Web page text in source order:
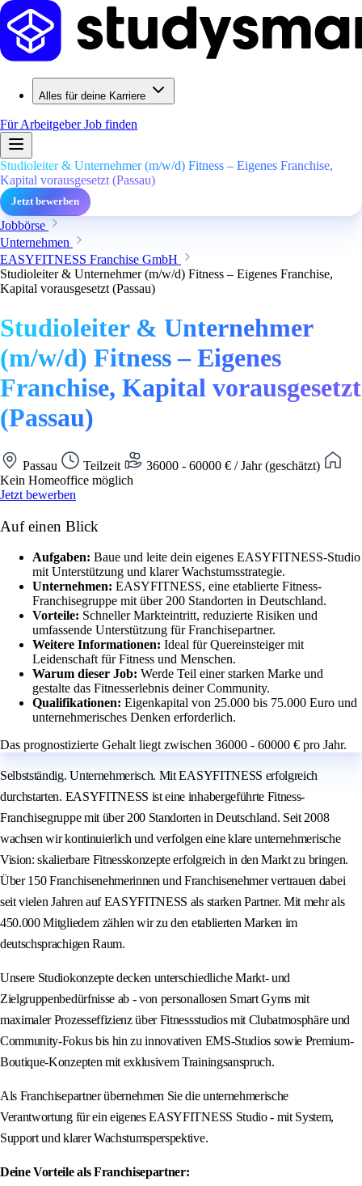
Alles für deine Karriere
Für ArbeitgeberJob finden
Studioleiter & Unternehmer (m/w/d) Fitness – Eigenes Franchise,
Kapital vorausgesetzt (Passau)
Jetzt bewerben
Jobbörse
Unternehmen
EASYFITNESS Franchise GmbH
Studioleiter & Unternehmer (m/w/d) Fitness – Eigenes Franchise,
Kapital vorausgesetzt (Passau)
Studioleiter & Unternehmer
(m/w/d) Fitness – Eigenes
Franchise, Kapital vorausgesetzt
(Passau)
Passau Teilzeit
36000 - 60000 € / Jahr (geschätzt)
Kein Homeoffice möglich
Jetzt bewerben
Auf einen Blick
Aufgaben: Baue und leite dein eigenes EASYFITNESS-Studio
mit Unterstützung und klarer Wachstumsstrategie.
Unternehmen: EASYFITNESS, eine etablierte Fitness-
Franchisegruppe mit über 200 Standorten in Deutschland.
Vorteile: Schneller Markteintritt, reduzierte Risiken und
umfassende Unterstützung für Franchisepartner.
Weitere Informationen: Ideal für Quereinsteiger mit
Leidenschaft für Fitness und Menschen.
Warum dieser Job: Werde Teil einer starken Marke und
gestalte das Fitnesserlebnis deiner Community.
Qualifikationen: Eigenkapital von 25.000 bis 75.000 Euro und
unternehmerisches Denken erforderlich.
Das prognostizierte Gehalt liegt zwischen 36000 - 60000 € pro Jahr.
Selbstständig. Unternehmerisch. Mit EASYFITNESS erfolgreich
durchstarten. EASYFITNESS ist eine inhabergeführte Fitness-
Franchisegruppe mit über 200 Standorten in Deutschland. Seit 2008
wachsen wir kontinuierlich und verfolgen eine klare unternehmerische
Vision: skalierbare Fitnesskonzepte erfolgreich in den Markt zu bringen.
Über 150 Franchisenehmerinnen und Franchisenehmer vertrauen dabei
seit vielen Jahren auf EASYFITNESS als starken Partner. Mit mehr als
450.000 Mitgliedern zählen wir zu den etablierten Marken im
deutschsprachigen Raum.
Unsere Studiokonzepte decken unterschiedliche Markt- und
Zielgruppenbedürfnisse ab - von personallosen Smart Gyms mit
maximaler Prozesseffizienz über Fitnessstudios mit Clubatmosphäre und
Community-Fokus bis hin zu innovativen EMS-Studios sowie Premium-
Boutique-Konzepten mit exklusivem Trainingsanspruch.
Als Franchisepartner übernehmen Sie die unternehmerische
Verantwortung für ein eigenes EASYFITNESS Studio - mit System,
Support und klarer Wachstumsperspektive.
Deine Vorteile als Franchisepartner: